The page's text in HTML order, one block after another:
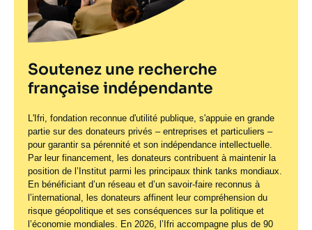
Soutenez une recherche
française indépendante
L'Ifri, fondation reconnue d'utilité publique, s'appuie en grande
partie sur des donateurs privés – entreprises et particuliers –
pour garantir sa pérennité et son indépendance intellectuelle.
Par leur financement, les donateurs contribuent à maintenir la
position de l’Institut parmi les principaux think tanks mondiaux.
En bénéficiant d’un réseau et d’un savoir-faire reconnus à
l’international, les donateurs affinent leur compréhension du
risque géopolitique et ses conséquences sur la politique et
l’économie mondiales. En 2026, l’Ifri accompagne plus de 90